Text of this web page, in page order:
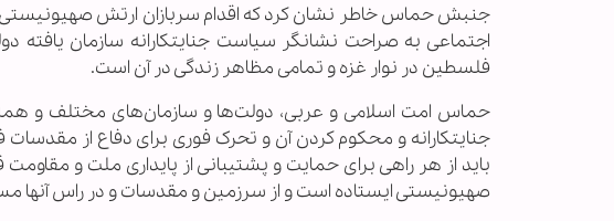
جنبش حماس خاطر نشان کرد که اقدام سربازان ارتش صهیونیستی
اجتماعی به صراحت نشانگر سیاست جنایتکارانه سازمان
فلسطین در نوار غزه و تمامی مظاهر زندگی در آن است.
حماس امت اسلامی و عربی، دولت‌ها و سازمان‌های مختلف و همه
جنایتکارانه و محکوم کردن آن و تحرک فوری برای دفاع از
باید از هر راهی برای حمایت و پشتیبانی از پایداری ملت و
صهیونیستی ایستاده است و از سرزمین و مقدسات و در راس آنها